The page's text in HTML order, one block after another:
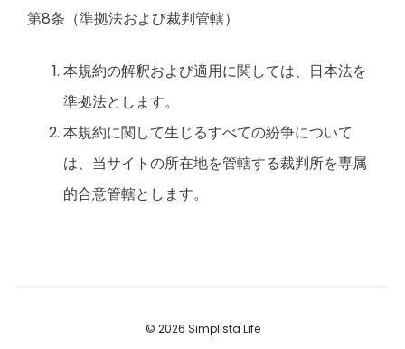
第8条（準拠法および裁判管轄）
本規約の解釈および適用に関しては、日本法を
準拠法とします。
本規約に関して生じるすべての紛争について
は、当サイトの所在地を管轄する裁判所を専属
的合意管轄とします。
© 2026 Simplista Life